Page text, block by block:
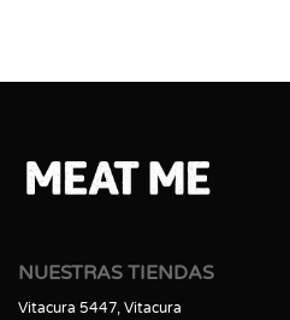
NUESTRAS TIENDAS
Vitacura 5447, Vitacura